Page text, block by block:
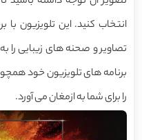
تصاویر و صحنه های زیبایی را
برنامه های تلویزیون خود
را برای شما به ازمغان می آورد.